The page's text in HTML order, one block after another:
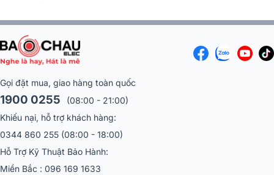
Gọi đặt mua, giao hàng toàn quốc
1900 0255
(08:00 - 21:00)
Khiếu nại, hỗ trợ khách hàng:
0344 860 255 (08:00 - 18:00)
Hỗ Trợ Kỹ Thuật Bảo Hành:
Miền Bắc : 096 169 1633